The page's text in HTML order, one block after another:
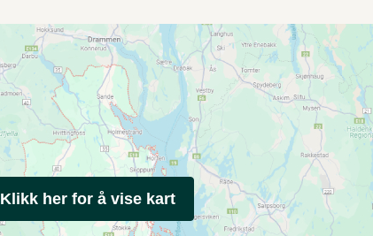
Klikk her for å vise kart